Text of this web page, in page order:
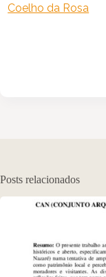
Coelho da Rosa
Posts relacionados